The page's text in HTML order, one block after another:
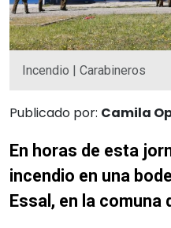
Incendio | Carabineros
Publicado por: Camila
En horas de esta
incendio en una
Essal, en la comuna